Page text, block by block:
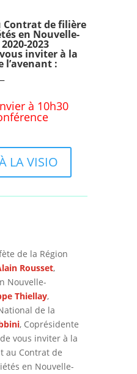
Contrat de filière
en Nouvelle-
2023
inviter à la
l’avenant :
à 10h30
LA VISIO
de la Région
Rousset,
Nouvelle-
Thiellay,
de la
, Coprésidente
vous inviter à la
au Contrat de
en Nouvelle-